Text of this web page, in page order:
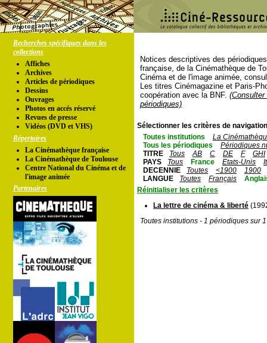
Recherches spécifiques dans les
collections
Affiches
Archives
Articles de périodiques
Dessins
Ouvrages
Photos en accés réservé
Revues de presse
Vidéos (DVD et VHS)
Répertoires
La Cinémathèque française
La Cinémathèque de Toulouse
Centre National du Cinéma et de
l'image animée
Partenaires
Notices descriptives des
française, de la Cinémathèque de
Cinéma et de l'image animée,
Les titres Cinémagazine et Paris-
coopération avec la BNF.
périodiques)
Sélectionner les critères de
Toutes institutions
La
Tous les périodiques
Périodiques
TITRE
Tous AB C DE F
GHI
PAYS
Tous France Etats-Unis
DECENNIE
Toutes <1900
1900
LANGUE
Toutes Français
Réinitialiser les critères
La lettre de cinéma & liberté
Toutes institutions - 1 périodiques sur